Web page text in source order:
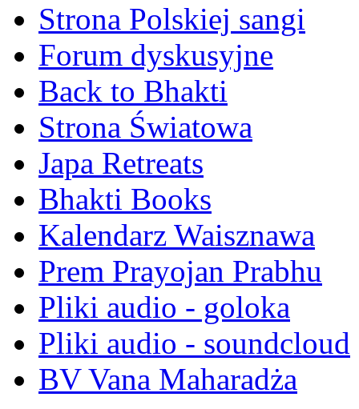
Strona Polskiej sangi
Forum dyskusyjne
Back to Bhakti
Strona Światowa
Japa Retreats
Bhakti Books
Kalendarz Waisznawa
Prem Prayojan Prabhu
Pliki audio - goloka
Pliki audio - soundcloud
BV Vana Maharadża